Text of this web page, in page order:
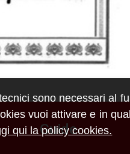
Guide
sono necessari al
vuoi attivare e in
qui la policy cookies.